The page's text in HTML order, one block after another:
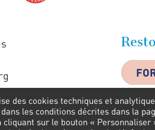
22
des cookies techniques et
les conditions décrites dans la
sur le bouton «